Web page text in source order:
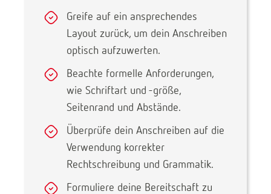
Greife auf ein ansprechendes
Layout zurück, um dein Anschreiben
optisch aufzuwerten.
Beachte formelle Anforderungen,
wie Schriftart und -größe,
Seitenrand und Abstände.
Überprüfe dein Anschreiben auf die
Verwendung korrekter
Rechtschreibung und Grammatik.
Formuliere deine Bereitschaft zu